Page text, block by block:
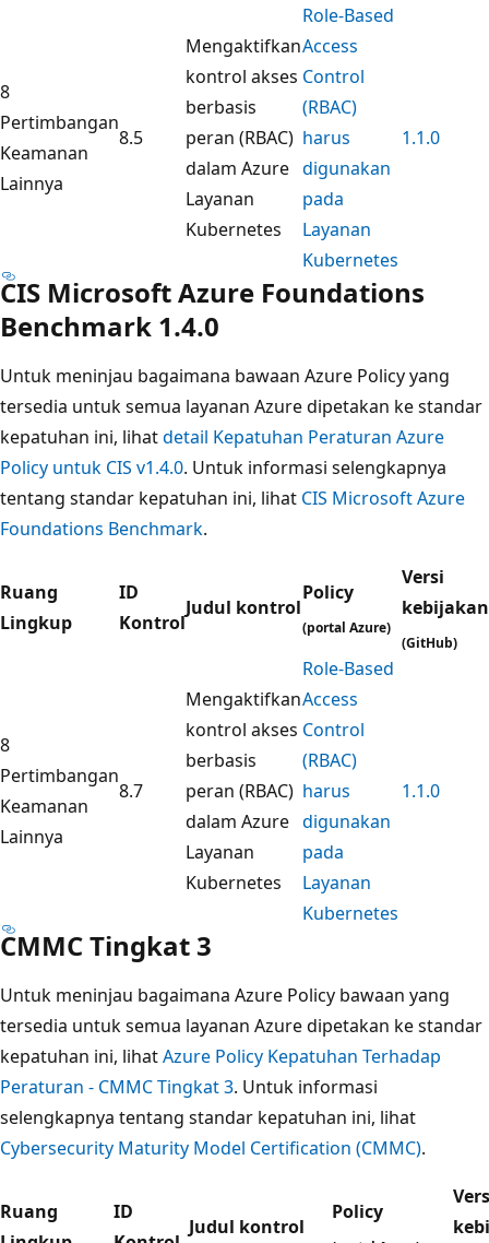
8
Pertimbangan
Keamanan
Lainnya
8.5
Mengaktifkan
kontrol akses
berbasis
peran (RBAC)
dalam Azure
Layanan
Kubernetes
Role-Based
Access
Control
(RBAC)
harus
digunakan
pada
Layanan
Kubernetes
1.1.0
CIS Microsoft Azure Foundations
Benchmark 1.4.0
Untuk meninjau bagaimana bawaan Azure Policy yang
tersedia untuk semua layanan Azure dipetakan ke standar
kepatuhan ini, lihatdetail Kepatuhan Peraturan Azure
Policy untuk CIS v1.4.0. Untuk informasi selengkapnya
tentang standar kepatuhan ini, lihat CIS Microsoft Azure
Foundations Benchmark.
Ruang
Lingkup
ID
Kontrol
Judul kontrol
Policy
(portal Azure)
Versi
kebijakan
(GitHub)
8
Pertimbangan
Keamanan
Lainnya
8.7
Mengaktifkan
kontrol akses
berbasis
peran (RBAC)
dalam Azure
Layanan
Kubernetes
Role-Based
Access
Control
(RBAC)
harus
digunakan
pada
Layanan
Kubernetes
1.1.0
CMMC Tingkat 3
Untuk meninjau bagaimana Azure Policy bawaan yang
tersedia untuk semua layanan Azure dipetakan ke standar
kepatuhan ini, lihatAzure Policy Kepatuhan Terhadap
Peraturan - CMMC Tingkat 3. Untuk informasi
selengkapnya tentang standar kepatuhan ini, lihat
Cybersecurity Maturity Model Certification (CMMC).
Ruang
ID
Judul kontrol
Policy